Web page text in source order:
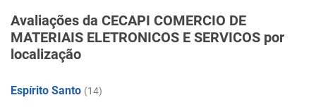
Avaliações da CECAPI COMERCIO DE
MATERIAIS ELETRONICOS E SERVICOS por
localização
Espírito Santo (14)